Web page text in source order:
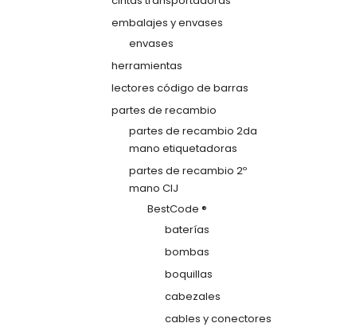
embalajes y envases
envases
herramientas
lectores código de barras
partes de recambio
partes de recambio 2da
mano etiquetadoras
partes de recambio 2º
mano CIJ
BestCode ®
baterías
bombas
boquillas
cabezales
cables y conectores